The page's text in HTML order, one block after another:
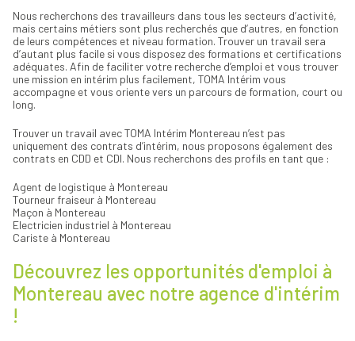
Nous recherchons des travailleurs dans tous les secteurs d’activité,
mais certains métiers sont plus recherchés que d’autres, en fonction
de leurs compétences et niveau formation. Trouver un travail sera
d’autant plus facile si vous disposez des formations et certifications
adéquates. Afin de faciliter votre recherche d’emploi et vous trouver
une mission en intérim plus facilement, TOMA Intérim vous
accompagne et vous oriente vers un parcours de formation, court ou
long.
Trouver un travail avec TOMA Intérim Montereau n’est pas
uniquement des contrats d’intérim, nous proposons également des
contrats en CDD et CDI. Nous recherchons des profils en tant que :
Agent de logistique à Montereau
Tourneur fraiseur à Montereau
Maçon à Montereau
Electricien industriel à Montereau
Cariste à Montereau
Découvrez les opportunités d'emploi à
Montereau avec notre agence d'intérim
!